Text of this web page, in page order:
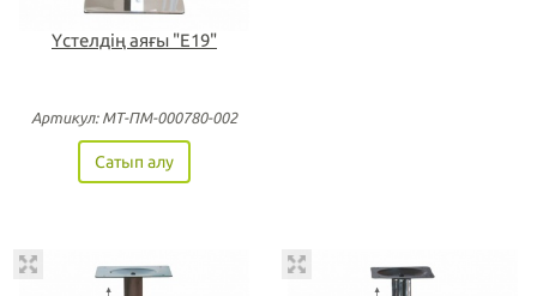
Үстелдің аяғы "Е19"
Артикул: МТ-ПМ-000780-002
Сатып алу